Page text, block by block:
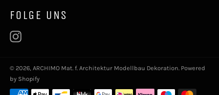
FOLGE UNS
© 2026, ARCHIMO Mat. f. Architektur Modellbau Dekoration. Powered
by Shopify
Zahlungsarten